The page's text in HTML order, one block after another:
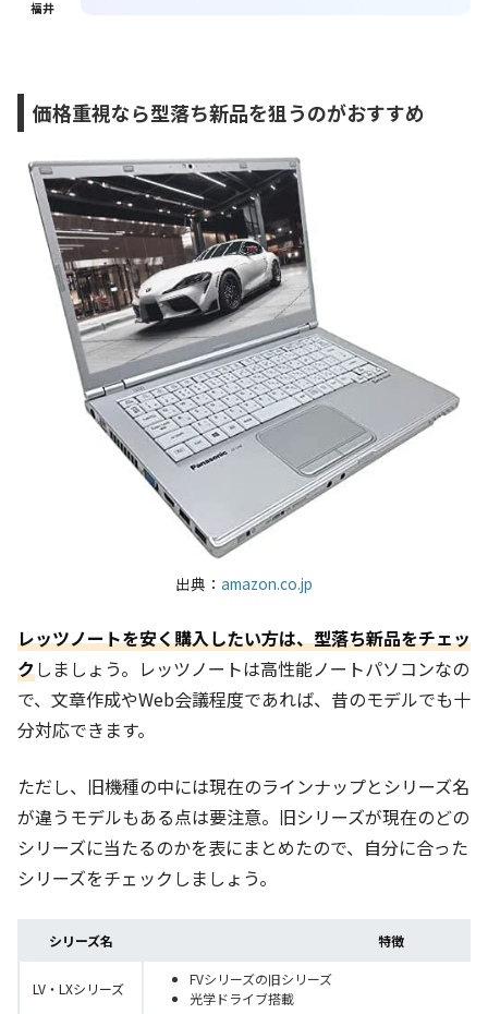
福井
価格重視なら型落ち新品を狙うのがおすすめ
出典： amazon.co.jp
レッツノートを安く購入したい方は、型落ち新品をチェッ
クしましょう。レッツノートは高性能ノートパソコンなの
で、文章作成やWeb会議程度であれば、昔のモデルでも十
分対応できます。
ただし、旧機種の中には現在のラインナップとシリーズ名
が違うモデルもある点は要注意。旧シリーズが現在のどの
シリーズに当たるのかを表にまとめたので、自分に合った
シリーズをチェックしましょう。
シリーズ名 特徴
LV・LXシリーズ
FVシリーズの旧シリーズ
光学ドライブ搭載